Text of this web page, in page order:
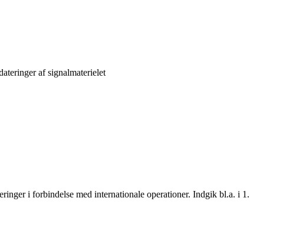
af signalmaterielet
i forbindelse med internationale operationer. Indgik bl.a. i 1.